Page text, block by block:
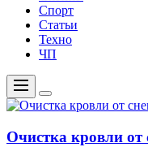
Спорт
Статьи
Техно
ЧП
Меню
Цвет
переключателя
Очистка кровли от